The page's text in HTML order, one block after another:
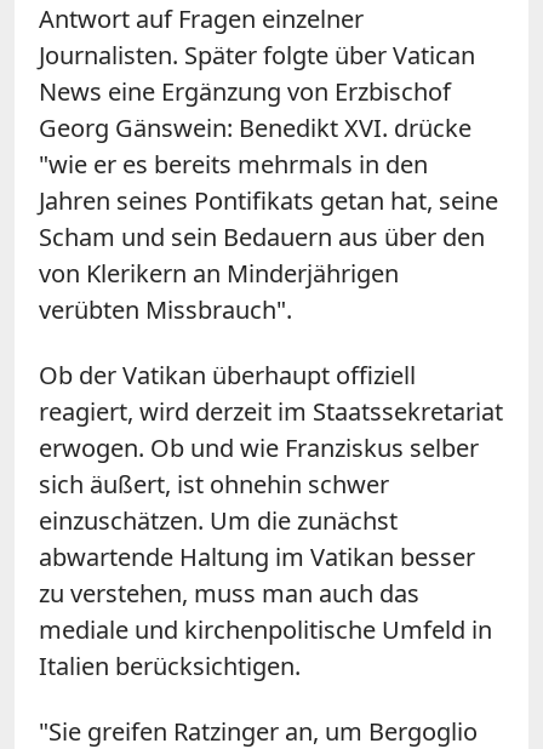
Antwort auf Fragen einzelner
Journalisten. Später folgte über Vatican
News eine Ergänzung von Erzbischof
Georg Gänswein: Benedikt XVI. drücke
"wie er es bereits mehrmals in den
Jahren seines Pontifikats getan hat, seine
Scham und sein Bedauern aus über den
von Klerikern an Minderjährigen
verübten Missbrauch".
Ob der Vatikan überhaupt offiziell
reagiert, wird derzeit im Staatssekretariat
erwogen. Ob und wie Franziskus selber
sich äußert, ist ohnehin schwer
einzuschätzen. Um die zunächst
abwartende Haltung im Vatikan besser
zu verstehen, muss man auch das
mediale und kirchenpolitische Umfeld in
Italien berücksichtigen.
"Sie greifen Ratzinger an, um Bergoglio